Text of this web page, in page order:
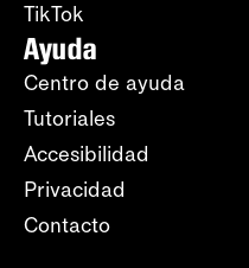
TikTok
Ayuda
Centro de ayuda
Tutoriales
Accesibilidad
Privacidad
Contacto